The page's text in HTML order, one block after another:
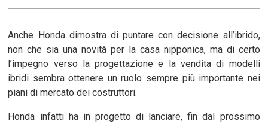
Anche Honda dimostra di puntare con decisione all’ibrido,
non che sia una novità per la casa nipponica, ma di certo
l’impegno verso la progettazione e la vendita di modelli
ibridi sembra ottenere un ruolo sempre più importante nei
piani di mercato dei costruttori.
Honda infatti ha in progetto di lanciare, fin dal prossimo